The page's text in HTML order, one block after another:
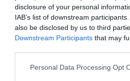
disclosure of your personal
IAB’s list of downstream
also be disclosed by us to third
Downstream Participants that may
Personal Data Processing Opt
περιβαλλοντικό
ζήτημα στην
Μπιενάλε της
Βενετίας